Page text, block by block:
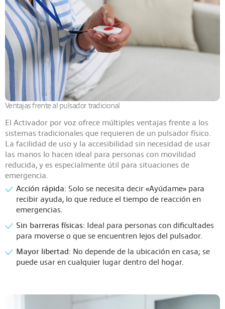
Ventajas frente al pulsador tradicional
El Activador por voz ofrece múltiples ventajas frente a los
sistemas tradicionales que requieren de un pulsador físico.
La facilidad de uso y la accesibilidad sin necesidad de usar
las manos lo hacen ideal para personas con movilidad
reducida, y es especialmente útil para situaciones de
emergencia.
Acción rápida: Solo se necesita decir «Ayúdame» para
recibir ayuda, lo que reduce el tiempo de reacción en
emergencias.
Sin barreras físicas: Ideal para personas con dificultades
para moverse o que se encuentren lejos del pulsador.
Mayor libertad: No depende de la ubicación en casa; se
puede usar en cualquier lugar dentro del hogar.